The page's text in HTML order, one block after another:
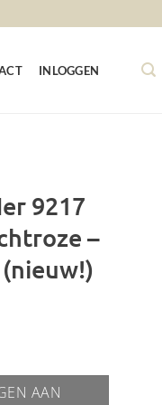
INLOGGEN
9217
–
AAN